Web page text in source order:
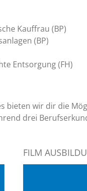
Kauffrau (BP)
(BP)
Entsorgung (FH)
bieten wir dir die
drei
FILM